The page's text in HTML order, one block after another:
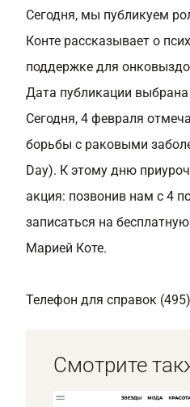
Сегодня, мы публикуем
Конте рассказывает о
поддержке для
Дата публикации
Сегодня, 4 февраля
борьбы с раковыми
Day). К этому дню
акция: позвонив нам с 4
записаться на
Марией Коте.
Телефон для справок
Смотрите